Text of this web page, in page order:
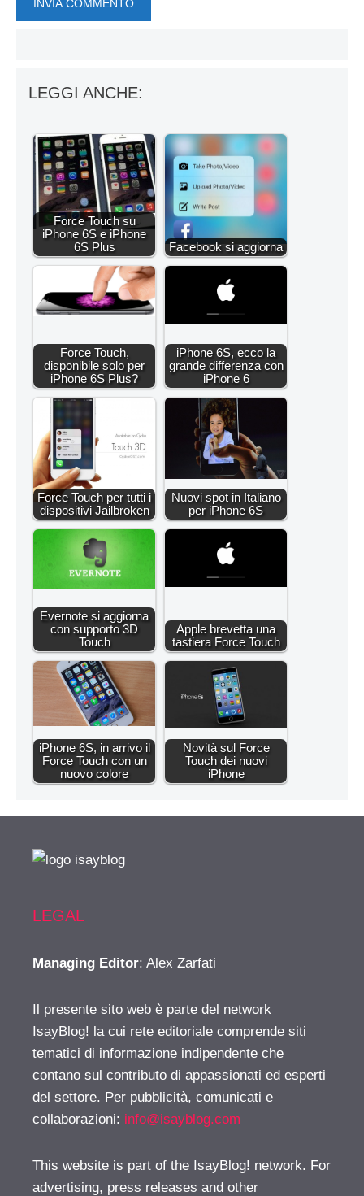
LEGGI ANCHE:
Force Touch su
iPhone 6S e iPhone
6S Plus
Facebook si aggiorna
Force Touch,
disponibile solo per
iPhone 6S Plus?
iPhone 6S, ecco la
grande differenza con
iPhone 6
Force Touch per tutti i
dispositivi Jailbroken
Nuovi spot in Italiano
per iPhone 6S
Evernote si aggiorna
con supporto 3D
Touch
Apple brevetta una
tastiera Force Touch
iPhone 6S, in arrivo il
Force Touch con un
nuovo colore
Novità sul Force
Touch dei nuovi
iPhone
LEGAL
Managing Editor: Alex Zarfati
Il presente sito web è parte del network
IsayBlog! la cui rete editoriale comprende siti
tematici di informazione indipendente che
contano sul contributo di appassionati ed esperti
del settore. Per pubblicità, comunicati e
collaborazioni: info@isayblog.com
This website is part of the IsayBlog! network. For
advertising, press releases and other